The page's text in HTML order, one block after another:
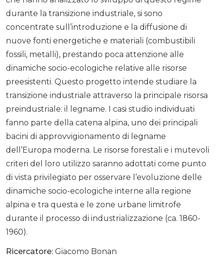
durante la transizione industriale, si sono
concentrate sull’introduzione e la diffusione di
nuove fonti energetiche e materiali (combustibili
fossili, metalli), prestando poca attenzione alle
dinamiche socio-ecologiche relative alle risorse
preesistenti. Questo progetto intende studiare la
transizione industriale attraverso la principale risorsa
preindustriale: il legname. I casi studio individuati
fanno parte della catena alpina, uno dei principali
bacini di approvvigionamento di legname
dell’Europa moderna. Le risorse forestali e i mutevoli
criteri del loro utilizzo saranno adottati come punto
di vista privilegiato per osservare l’evoluzione delle
dinamiche socio-ecologiche interne alla regione
alpina e tra questa e le zone urbane limitrofe
durante il processo di industrializzazione (ca. 1860-
1960).
Ricercatore: Giacomo Bonan